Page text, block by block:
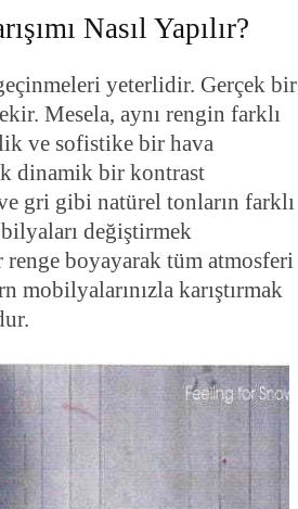
Nasıl Yapılır?
yeterlidir. Gerçek bir
Mesela, aynı rengin farklı
ve sofistike bir hava
dinamik bir kontrast
gri gibi natürel tonların farklı
değiştirmek
boyayarak tüm atmosferi
mobilyalarınızla karıştırmak